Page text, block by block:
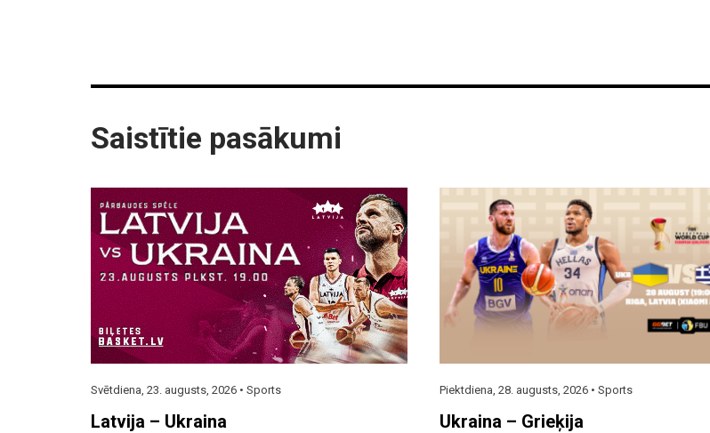
Saistītie pasākumi
Svētdiena, 23. augusts, 2026 • Sports
Latvija – Ukraina
Piektdiena, 28. augusts, 2026 • Sports
Ukraina – Grieķija